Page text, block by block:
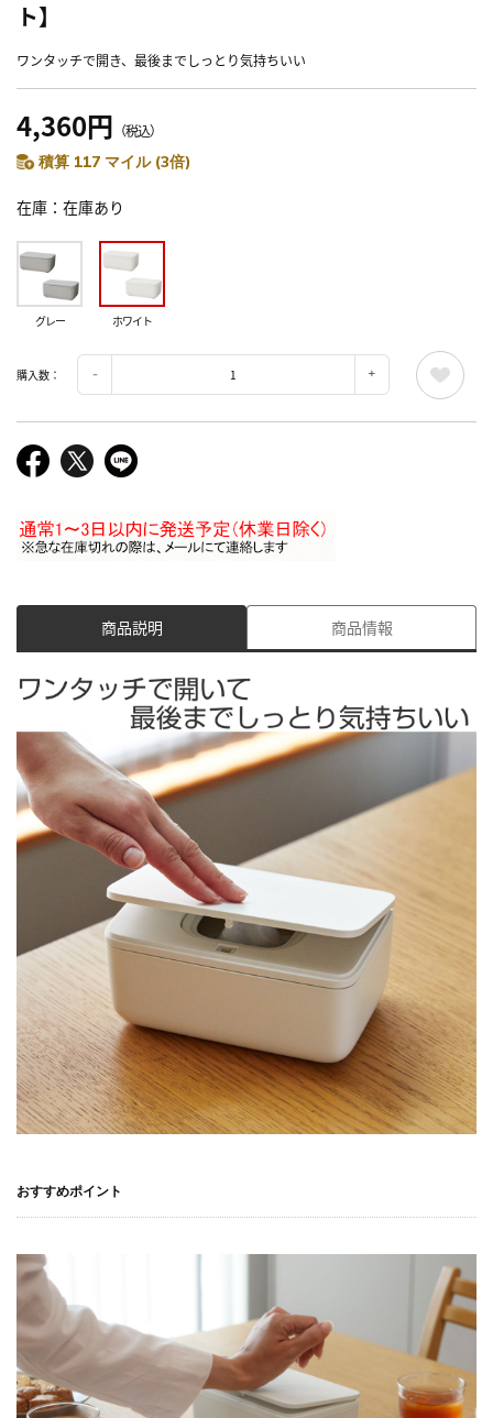
ト】
ワンタッチで開き、最後までしっとり気持ちいい
4,360円 （税込）
積算 117 マイル (3倍)
在庫 在庫あり
グレー ホワイト
購入数：
商品説明 商品情報
おすすめポイント